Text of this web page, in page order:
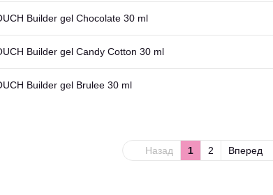
Builder gel Chocolate 30 ml
Builder gel Candy Cotton 30 ml
Builder gel Brulee 30 ml
Назад 1 2 Вперед